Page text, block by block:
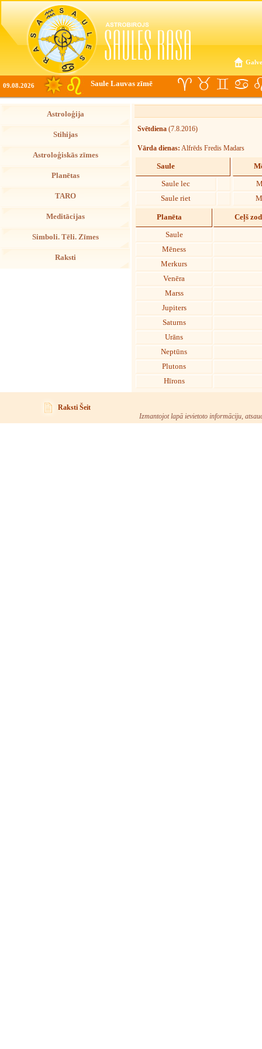
09.08.2026 Saule Lauvas zīmē
Astroloģija
Stihijas
Astroloģiskās zīmes
Planētas
TARO
Meditācijas
Simboli. Tēli. Zīmes
Raksti
Svētdiena (7.8.2016)
Vārda dienas: Alfrēds Fredis Madars
Saule
Saule lec
Saule riet
Planēta Ceļš
Saule
Mēness
Merkurs
Venēra
Marss
Jupiters
Saturns
Urāns
Neptūns
Plutons
Hīrons
Raksti Šeit
Izmantojot lapā ievietoto informāciju,